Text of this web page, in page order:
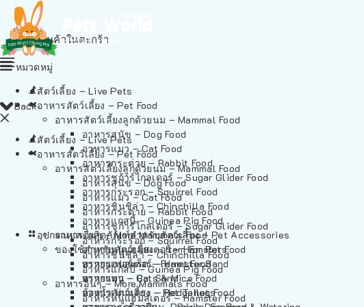
ไม่มีสินค้าในตะกร้า
Back
สัตว์เลี้ยง – Live Pets
อาหารสัตว์เลี้ยง – Pet Food
อาหารสัตว์เลี้ยงลูกด้วยนม – Mammal Food
อาหารสุนัข – Dog Food
อาหารแมว – Cat Food
อาหารกระต่าย – Rabbit Food
อาหารชูก้าร์ไกลเดอร์ – Sugar Glider Food
อาหารกระรอก – Squirrel Food
อาหารชินชิล่า – Chinchilla Food
อาหารแกสบี้ – Guinea Pig Food
อาหารอื่นๆ – More Mammals Food
อาหารหนูแฮมสเตอร์ – Hamster Food
หมวดหมู่
สัตว์เลี้ยง – Live Pets
อาหารสัตว์เลี้ยง – Pet Food
อาหารสัตว์เลี้ยงลูกด้วยนม – Mammal Food
อาหารสุนัข – Dog Food
อาหารแมว – Cat Food
อาหารกระต่าย – Rabbit Food
อาหารชูก้าร์ไกลเดอร์ – Sugar Glider Food
อาหารกระรอก – Squirrel Food
อาหารชินชิล่า – Chinchilla Food
อาหารแกสบี้ – Guinea Pig Food
อาหารอื่นๆ – More Mammals Food
อาหารหนูแฮมสเตอร์ – Hamster Food
อาหารเฟอร์เร็ต – Ferret Food
อาหารหนู – Rats & Mice Food
อาหารเม่นแคระ – Hedgehog Food
อุปกรณและผลิตภัณฑ์สำหรับสัตว์เลี้ยง – Pet Accessories
ของใช้สำหรับสัตว์เลี้ยง – Item For Pets
ทรายแฮมสเตอร์ – Hamster Sand
ทรายแมว – Cat Sand
ห้องน้ำสัตว์เลี้ยง – Pet Toilets